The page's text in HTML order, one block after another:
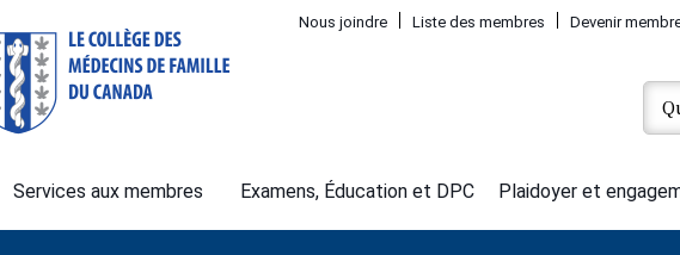
Nous joindre Liste des membres Devenir
Services aux membres Examens, Éducation et DPC Plaidoyer et